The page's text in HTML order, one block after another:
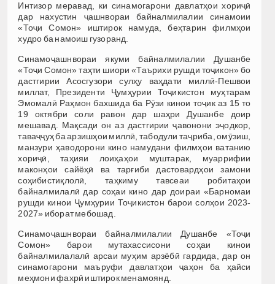
Интизор меравад, ки синамогарони давлатҳои хориҷӣ
дар нахустин ҷашнвораи байналмилалии синамоии
«Тоҷи Сомон» иштирок намуда, беҳтарин филмҳои
худро ба намоиш гузоранд.
Синамоҷашнвораи якуми байналмилалии Душанбе
«Тоҷи Сомон» таҳти шиори «Таърихи рушди тоҷикон» бо
дастгирии Асосгузори сулҳу ваҳдати миллӣ-Пешвои
миллат, Президенти Ҷумҳурии Тоҷикистон муҳтарам
Эмомалӣ Раҳмон бахшида ба Рӯзи кинои тоҷик аз 15 то
19 октябри соли равон дар шаҳри Душанбе доир
мешавад. Мақсади он аз дастгирии ҷавонони эҷодкор,
таваҷҷуҳ ба арзишҳои миллӣ, табодули таҷриба, омӯзиш,
манзури ҳаводорони кино намудани филмҳои ватанию
хориҷӣ, таҳияи лоиҳаҳои муштарак, муаррифии
маконҳои сайёҳӣ ва тарғиби дастовардҳои замони
соҳибистиқлолӣ, таҳкиму тавсеаи робитаҳои
байналмилалӣ дар соҳаи кино дар доираи «Барномаи
рушди кинои Ҷумҳурии Тоҷикистон барои солҳои 2023-
2027» иборат мебошад.
Синамоҷашнвораи байналмилалии Душанбе «Тоҷи
Сомон» барои мутахассисони соҳаи кинои
байналмилалалӣ арсаи муҳим арзёбӣ гардида, дар он
синамогарони маъруфи давлатҳои ҷаҳон ба ҳайси
меҳмони фахрӣ иштирок менамоянд.